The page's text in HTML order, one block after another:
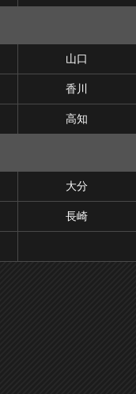
山口
香川
高知
大分
長崎